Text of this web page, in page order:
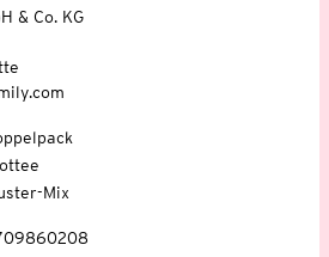
& Co. KG
Mix